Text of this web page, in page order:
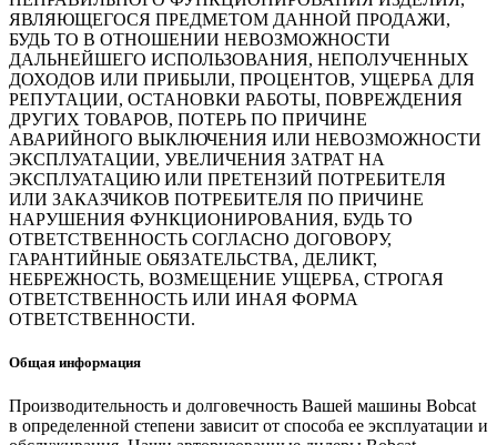
ЯВЛЯЮЩЕГОСЯ ПРЕДМЕТОМ ДАННОЙ ПРОДАЖИ,
БУДЬ ТО В ОТНОШЕНИИ НЕВОЗМОЖНОСТИ
ДАЛЬНЕЙШЕГО ИСПОЛЬЗОВАНИЯ, НЕПОЛУЧЕННЫХ
ДОХОДОВ ИЛИ ПРИБЫЛИ, ПРОЦЕНТОВ, УЩЕРБА ДЛЯ
РЕПУТАЦИИ, ОСТАНОВКИ РАБОТЫ, ПОВРЕЖДЕНИЯ
ДРУГИХ ТОВАРОВ, ПОТЕРЬ ПО ПРИЧИНЕ
АВАРИЙНОГО ВЫКЛЮЧЕНИЯ ИЛИ НЕВОЗМОЖНОСТИ
ЭКСПЛУАТАЦИИ, УВЕЛИЧЕНИЯ ЗАТРАТ НА
ЭКСПЛУАТАЦИЮ ИЛИ ПРЕТЕНЗИЙ ПОТРЕБИТЕЛЯ
ИЛИ ЗАКАЗЧИКОВ ПОТРЕБИТЕЛЯ ПО ПРИЧИНЕ
НАРУШЕНИЯ ФУНКЦИОНИРОВАНИЯ, БУДЬ ТО
ОТВЕТСТВЕННОСТЬ СОГЛАСНО ДОГОВОРУ,
ГАРАНТИЙНЫЕ ОБЯЗАТЕЛЬСТВА, ДЕЛИКТ,
НЕБРЕЖНОСТЬ, ВОЗМЕЩЕНИЕ УЩЕРБА, СТРОГАЯ
ОТВЕТСТВЕННОСТЬ ИЛИ ИНАЯ ФОРМА
ОТВЕТСТВЕННОСТИ.
Общая информация
Производительность и долговечность Вашей машины Bobcat
в определенной степени зависит от способа ее эксплуатации и